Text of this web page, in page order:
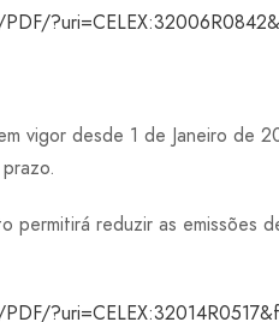
vigor desde 1 de Janeiro de
permitirá reduzir as emissões